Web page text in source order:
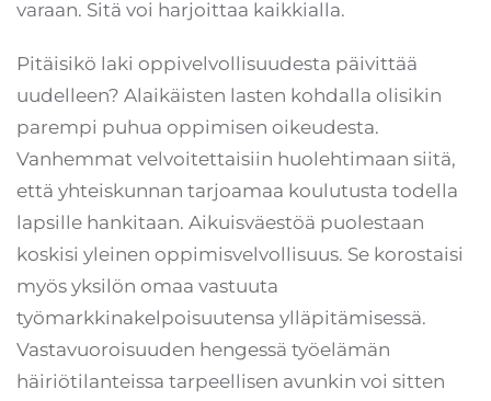
varaan. Sitä voi harjoittaa kaikkialla.
Pitäisikö laki oppivelvollisuudesta päivittää
uudelleen? Alaikäisten lasten kohdalla olisikin
parempi puhua oppimisen oikeudesta.
Vanhemmat velvoitettaisiin huolehtimaan siitä,
että yhteiskunnan tarjoamaa koulutusta todella
lapsille hankitaan. Aikuisväestöä puolestaan
koskisi yleinen oppimisvelvollisuus. Se korostaisi
myös yksilön omaa vastuuta
työmarkkinakelpoisuutensa ylläpitämisessä.
Vastavuoroisuuden hengessä työelämän
häiriötilanteissa tarpeellisen avunkin voi sitten